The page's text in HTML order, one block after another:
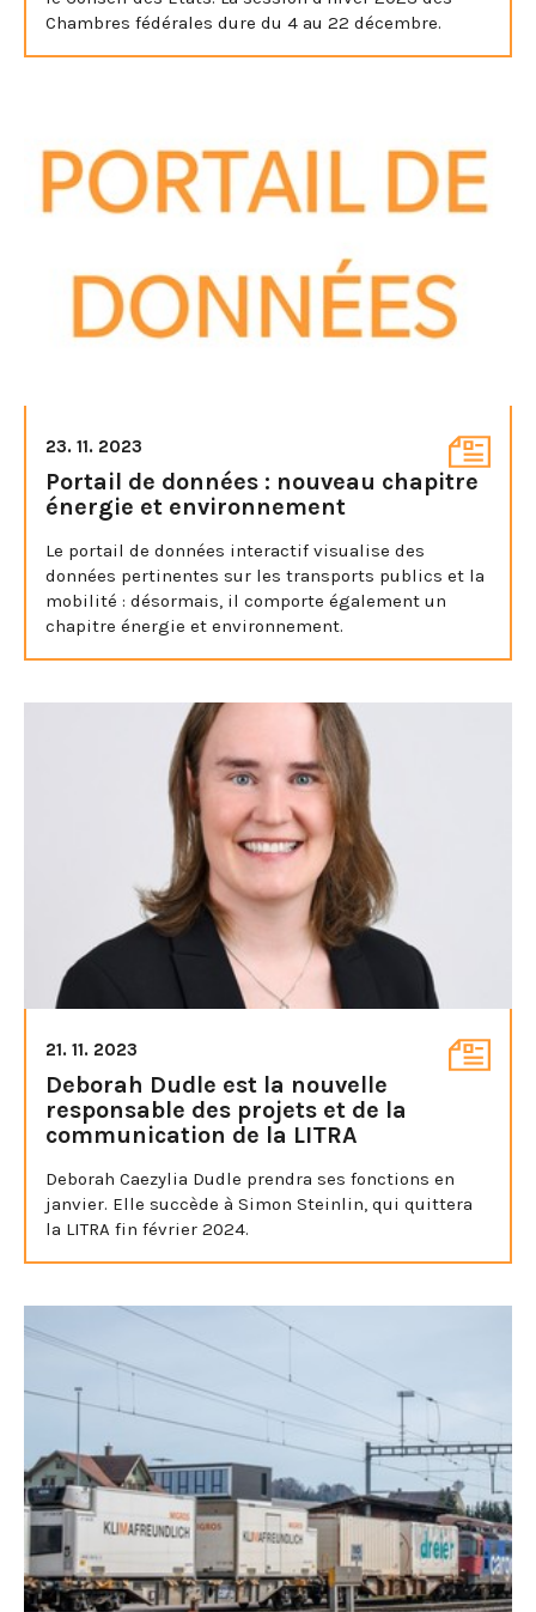
Chambres fédérales dure du 4 au 22 décembre.
23. 11. 2023
Portail de données : nouveau chapitre
énergie et environnement
Le portail de données interactif visualise des
données pertinentes sur les transports publics et la
mobilité : désormais, il comporte également un
chapitre énergie et environnement.
21. 11. 2023
Deborah Dudle est la nouvelle
responsable des projets et de la
communication de la LITRA
Deborah Caezylia Dudle prendra ses fonctions en
janvier. Elle succède à Simon Steinlin, qui quittera
la LITRA fin février 2024.